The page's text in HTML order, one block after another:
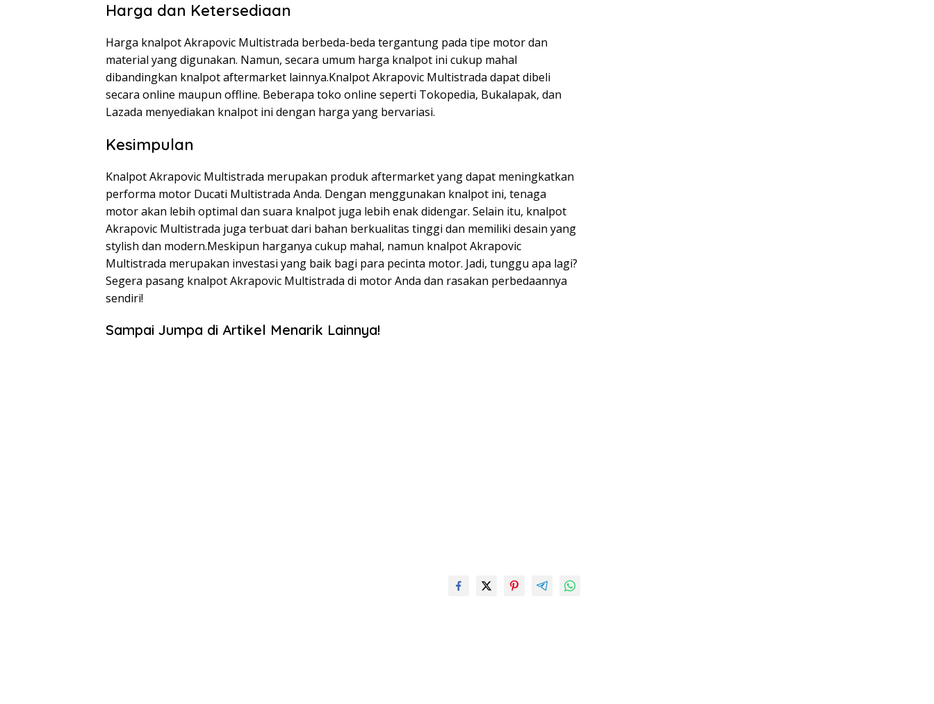
Harga dan Ketersediaan
Harga knalpot Akrapovic Multistrada berbeda-beda tergantung pada tipe motor dan
material yang digunakan. Namun, secara umum harga knalpot ini cukup mahal
dibandingkan knalpot aftermarket lainnya.Knalpot Akrapovic Multistrada dapat dibeli
secara online maupun offline. Beberapa toko online seperti Tokopedia, Bukalapak, dan
Lazada menyediakan knalpot ini dengan harga yang bervariasi.
Kesimpulan
Knalpot Akrapovic Multistrada merupakan produk aftermarket yang dapat meningkatkan
performa motor Ducati Multistrada Anda. Dengan menggunakan knalpot ini, tenaga
motor akan lebih optimal dan suara knalpot juga lebih enak didengar. Selain itu, knalpot
Akrapovic Multistrada juga terbuat dari bahan berkualitas tinggi dan memiliki desain yang
stylish dan modern.Meskipun harganya cukup mahal, namun knalpot Akrapovic
Multistrada merupakan investasi yang baik bagi para pecinta motor. Jadi, tunggu apa lagi?
Segera pasang knalpot Akrapovic Multistrada di motor Anda dan rasakan perbedaannya
sendiri!
Sampai Jumpa di Artikel Menarik Lainnya!